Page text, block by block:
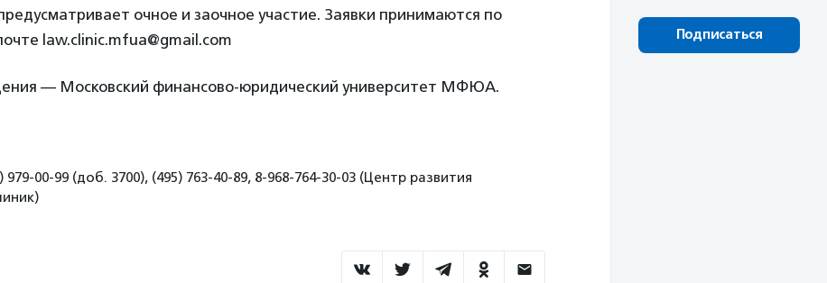
очное и заочное участие. Заявки принимаются по
law.clinic.mfua@gmail.com
— Московский финансово-юридический университет МФЮА.
00-99 (доб. 3700), (495) 763-40-89, 8-968-764-30-03 (Центр развития
Подписаться